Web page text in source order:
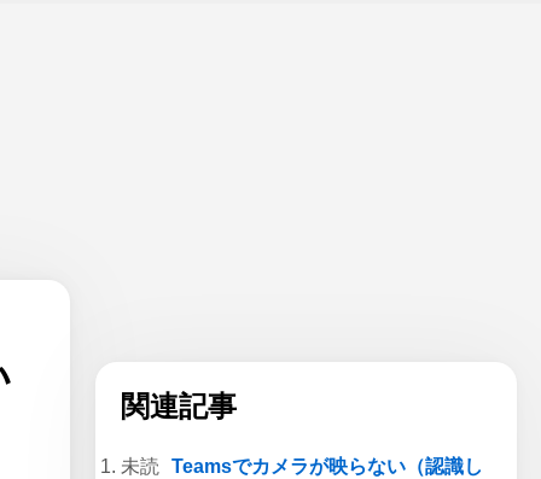
関連記事
Teamsでカメラが映らない（認識し